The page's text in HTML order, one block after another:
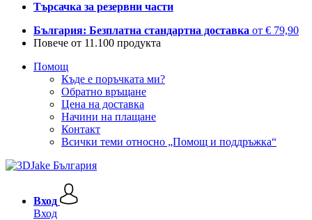
Търсачка за резервни части
България: Безплатна стандартна доставка от € 79,90
Повече от 11.100 продукта
Помощ
Къде е поръчката ми?
Обратно връщане
Цена на доставка
Начини на плащане
Контакт
Всички теми относно „Помощ и поддръжка“
Вход
Вход